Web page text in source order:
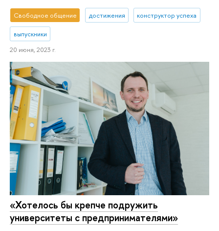
Свободное общение достижения конструктор успеха
выпускники
20 июня, 2023 г.
«Хотелось бы крепче подружить
университеты с предпринимателями»